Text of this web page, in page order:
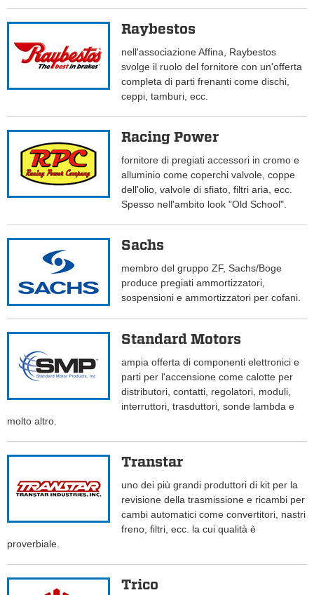
Raybestos
nell'associazione Affina, Raybestos
svolge il ruolo del fornitore con un'offerta
completa di parti frenanti come dischi,
ceppi, tamburi, ecc.
Racing Power
fornitore di pregiati accessori in cromo e
alluminio come coperchi valvole, coppe
dell'olio, valvole di sfiato, filtri aria, ecc.
Spesso nell'ambito look "Old School".
Sachs
membro del gruppo ZF, Sachs/Boge
produce pregiati ammortizzatori,
sospensioni e ammortizzatori per cofani.
Standard Motors
ampia offerta di componenti elettronici e
parti per l'accensione come calotte per
distributori, contatti, regolatori, moduli,
interruttori, trasduttori, sonde lambda e
molto altro.
Transtar
uno dei più grandi produttori di kit per la
revisione della trasmissione e ricambi per
cambi automatici come convertitori, nastri
freno, filtri, ecc. la cui qualità è
proverbiale.
Trico